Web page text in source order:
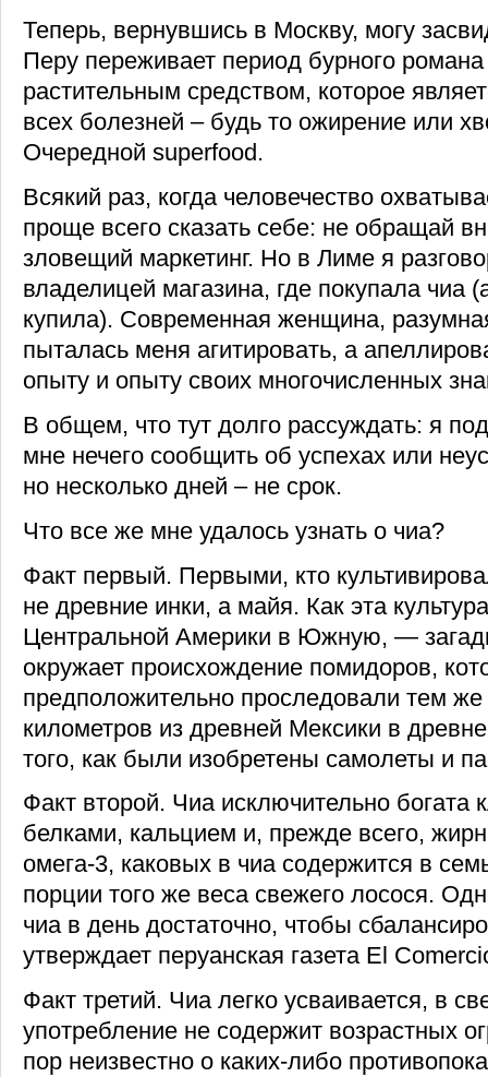
Теперь, вернувшись в Москву, могу
Перу переживает период бурного
растительным средством, которое
всех болезней – будь то ожирение или
Очередной superfood.
Всякий раз, когда человечество
проще всего сказать себе: не обращай
зловещий маркетинг. Но в Лиме я
владелицей магазина, где покупала чиа
купила). Современная женщина,
пыталась меня агитировать, а
опыту и опыту своих многочисленных
В общем, что тут долго рассуждать: я
мне нечего сообщить об успехах или
но несколько дней – не срок.
Что все же мне удалось узнать о чиа?
Факт первый. Первыми, кто
не древние инки, а майя. Как эта
Центральной Америки в Южную, —
окружает происхождение помидоров,
предположительно проследовали тем же
километров из древней Мексики в
того, как были изобретены самолеты и
Факт второй. Чиа исключительно богата
белками, кальцием и, прежде всего,
омега-3, каковых в чиа содержится в
порции того же веса свежего лосося.
чиа в день достаточно, чтобы
утверждает перуанская газета El
Факт третий. Чиа легко усваивается, в
употребление не содержит возрастных
пор неизвестно о каких-либо